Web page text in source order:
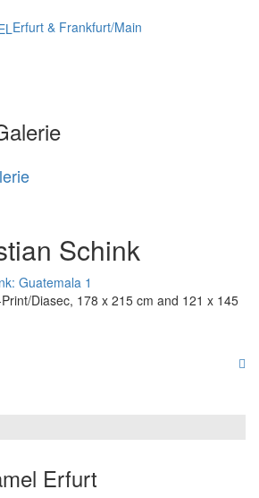
Erfurt & Frankfurt/Main
Schink
Diasec, 178 x 215 cm and 121 x 145
Erfurt